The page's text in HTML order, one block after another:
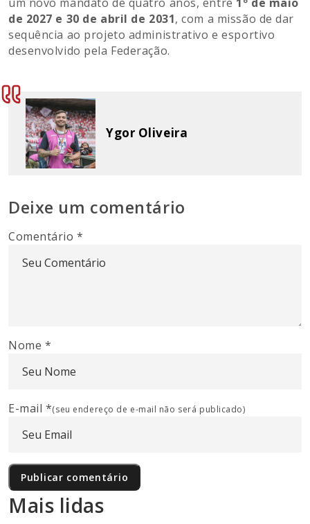
de 2027 e 30 de abril de 2031, com a missão de dar
sequência ao projeto administrativo e esportivo
desenvolvido pela Federação.
Ygor Oliveira
Deixe um comentário
Comentário*
Nome *
E-mail *(seu endereço de e-mail não será publicado)
Mais lidas